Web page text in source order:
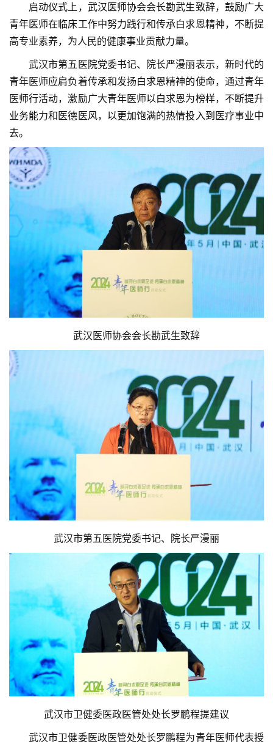
启动仪式上，武汉医师协会会长勘武生致辞，鼓励广大
青年医师在临床工作中努力践行和传承白求恩精神，不断提
高专业素养，为人民的健康事业贡献力量。
武汉市第五医院党委书记、院长严漫丽表示，新时代的
青年医师应肩负着传承和发扬白求恩精神的使命，通过青年
医师行活动，激励广大青年医师以白求恩为榜样，不断提升
业务能力和医德医风，以更加饱满的热情投入到医疗事业中
去。
武汉医师协会会长勘武生致辞
武汉市第五医院党委书记、院长严漫丽
武汉市卫健委医政医管处处长罗鹏程提建议
武汉市卫健委医政医管处处长罗鹏程为青年医师代表授